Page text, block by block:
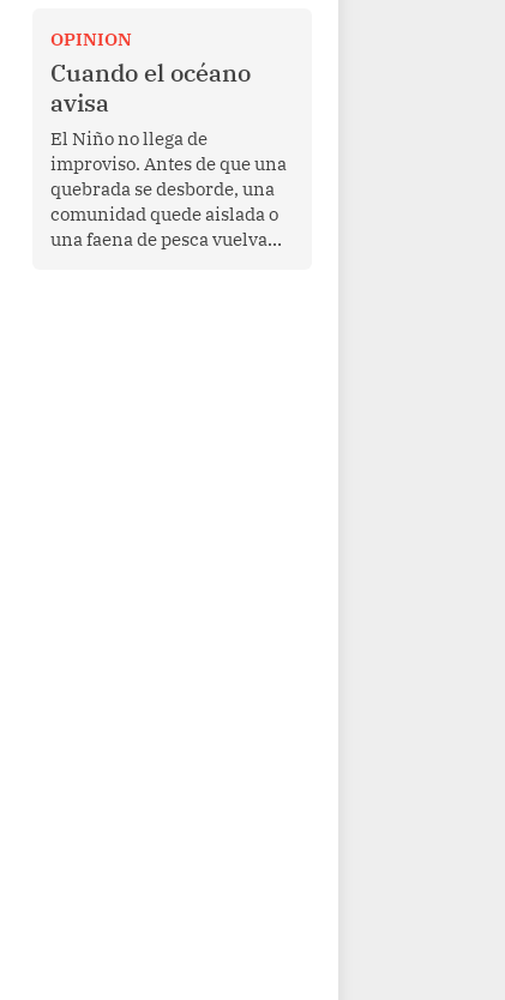
en marzo de este año por el
mandatario estadounidense
Donald Trump, con el fin de
enfrentar al crimen
transnacional organizado y
al tráfico de drogas.
OPINION
Cuando el océano
avisa
El Niño no llega de
improviso. Antes de que una
quebrada se desborde, una
comunidad quede aislada o
una faena de pesca vuelva